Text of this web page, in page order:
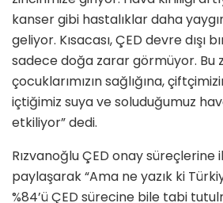
kanser gibi hastalıklar daha
geliyor. Kısacası, ÇED devre dışı
sadece doğa zarar görmüyor. Bu
çocuklarımızın sağlığına,
içtiğimiz suya ve soluduğumuz
etkiliyor” dedi.
Rızvanoğlu ÇED onay süreçlerine
paylaşarak “Ama ne yazık ki
%84’ü ÇED sürecine bile tabi